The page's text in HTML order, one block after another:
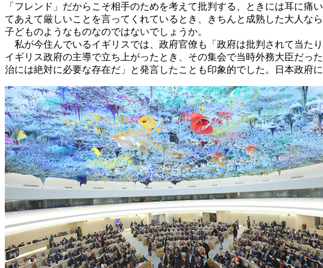
「フレンド」だからこそ相手のためを考えて批判する、ときには耳に
てあえて厳しいことを言ってくれているとき、きちんと成熟した大人な
子どものようなものなのではないでしょうか。
私が今住んでいるイギリスでは、政府官僚も「政府は批判されて当た
イギリス政府の主導で立ち上がったとき、その集会で当時外務大臣だっ
治には絶対に必要な存在だ」と発言したことも印象的でした。日本政府